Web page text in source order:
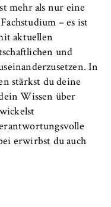
mehr als nur eine
– es ist
aktuellen
und
In
stärkst du deine
Wissen über
erwirbst du auch
des
aktuellen
dass das
Aufruf
wird.